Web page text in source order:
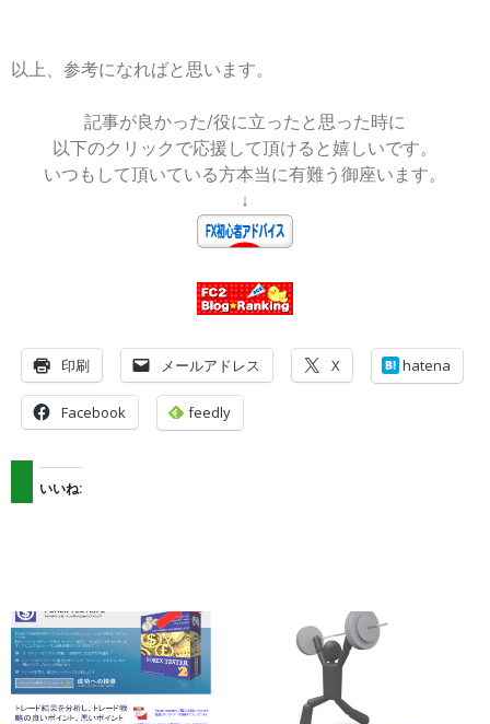
以上、参考になればと思います。
記事が良かった/役に立ったと思った時に
以下のクリックで応援して頂けると嬉しいです。
いつもして頂いている方本当に有難う御座います。
↓
印刷 メールアドレス X hatena
Facebook feedly
いいね: